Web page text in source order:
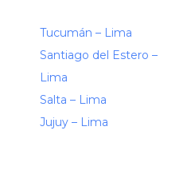
Tucumán – Lima
Santiago del Estero –
Lima
Salta – Lima
Jujuy – Lima